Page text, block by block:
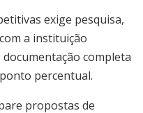
exige pesquisa,
a instituição
completa
percentual.
propostas de